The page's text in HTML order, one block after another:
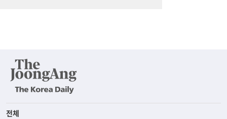
전체